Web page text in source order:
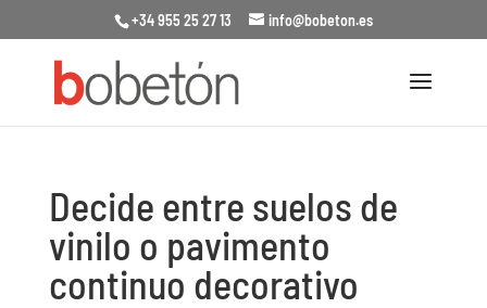
+34 955 25 27 13 info@bobeton.es
Decide entre suelos de
vinilo o pavimento
continuo decorativo